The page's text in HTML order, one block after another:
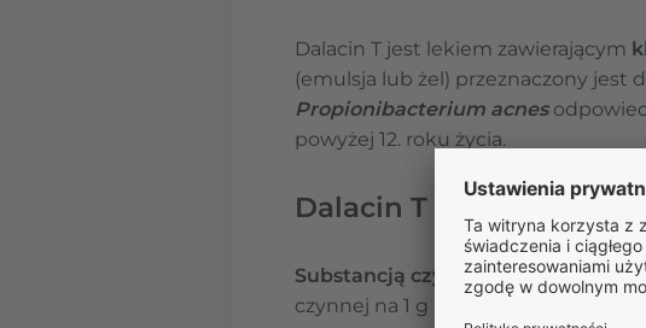
Dalacin T jest lekiem zawierającym
(emulsja lub żel) przeznaczony jest
Propionibacterium acnes
powyżej 12. roku życia.
Dalacin T – skład leku
Substancją czynną leku Dalacin T
czynnej na 1 g (lub ml) leku. W